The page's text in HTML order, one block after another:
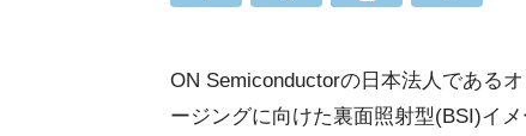
ON Semiconductorの日本法人である
ージングに向けた裏面照射型(BSI)イ